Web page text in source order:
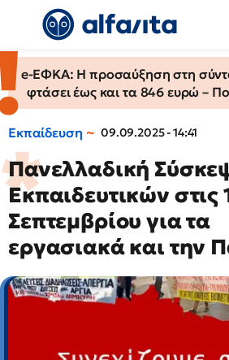
e-ΕΦΚΑ: Η προσαύξηση στη
φτάσει έως και τα 846 ευρώ –
Εκπαίδευση 09.09.2025 - 14:41
Πανελλαδική
Εκπαιδευτικών στις
Σεπτεμβρίου για τα
εργασιακά και την